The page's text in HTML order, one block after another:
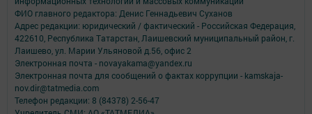
ФИО главного редактора: Денис Геннадьевич Суханов
Адрес редакции: юридический / фактический - Российская Федерация,
422610, Республика Татарстан, Лаишевский муниципальный район, г.
Лаишево, ул. Марии Ульяновой д.56, офис 2
Электронная почта - novayakama@yandex.ru
Электронная почта для сообщений о фактах коррупции - kamskaja-
nov.dir@tatmedia.com
Телефон редакции: 8 (84378) 2-56-47